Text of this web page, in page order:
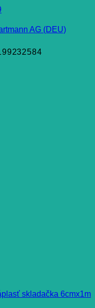
AG (DEU)
skladačka 6cmx1m